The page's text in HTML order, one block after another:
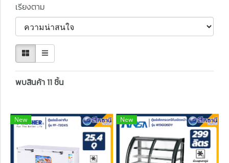
เรียงตาม
พบสินค้า 11 ชิ้น
New New